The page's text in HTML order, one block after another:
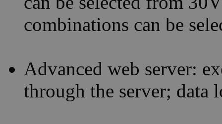
combinations can be
Advanced web server:
through the server; data